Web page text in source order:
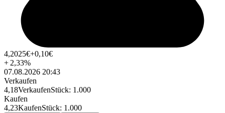
4,2025€+0,10€
+ 2,33%
07.08.2026 20:43
Verkaufen
4,18VerkaufenStück: 1.000
Kaufen
4,23KaufenStück: 1.000